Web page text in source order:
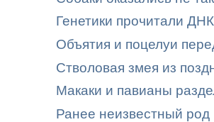
Генетики прочитали
Объятия и поцелуи
Стволовая змея из
Макаки и павианы
Ранее неизвестный род